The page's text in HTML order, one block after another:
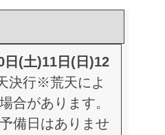
日(土)11日(日)12
決行※荒天によ
合があります。
備日はありませ